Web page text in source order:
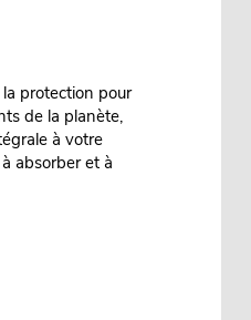
protection pour
de la planète,
à votre
absorber et à